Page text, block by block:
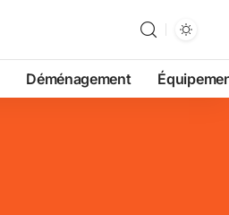
Déménagement